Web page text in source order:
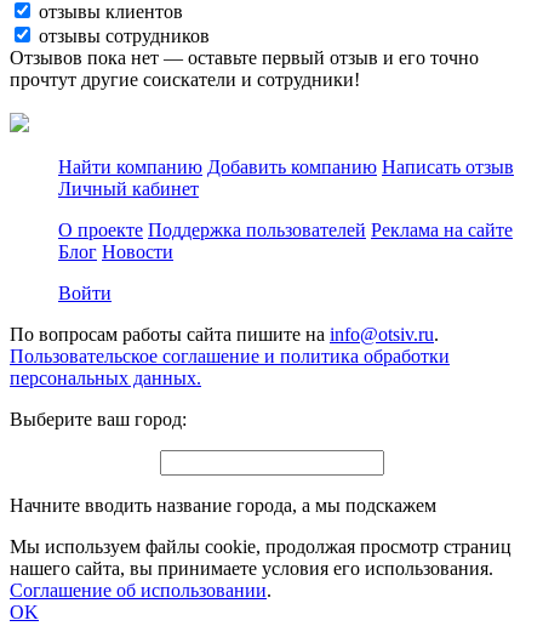
отзывы клиентов
отзывы сотрудников
Отзывов пока нет — оставьте первый отзыв и его точно
прочтут другие соискатели и сотрудники!
Найти компанию Добавить компанию Написать отзыв
Личный кабинет
О проекте Поддержка пользователей Реклама на сайте
Блог Новости
Войти
По вопросам работы сайта пишите на info@otsiv.ru.
Пользовательское соглашение и политика обработки
персональных данных.
Выберите ваш город:
Начните вводить название города, а мы подскажем
Мы используем файлы cookie, продолжая просмотр страниц
нашего сайта, вы принимаете условия его использования.
Соглашение об использовании.
OK